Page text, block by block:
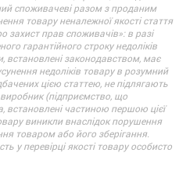
споживачеві разом з проданим
товару неналежної якості стаття
захист прав споживачів»: в разі
гарантійного строку недоліків
встановлені законодавством, має
недоліків товару в розумний
цією статтею, не підлягають
(підприємство, що
частиною першою цієї
виникли внаслідок порушення
товаром або його зберігання.
у перевірці якості товару особисто